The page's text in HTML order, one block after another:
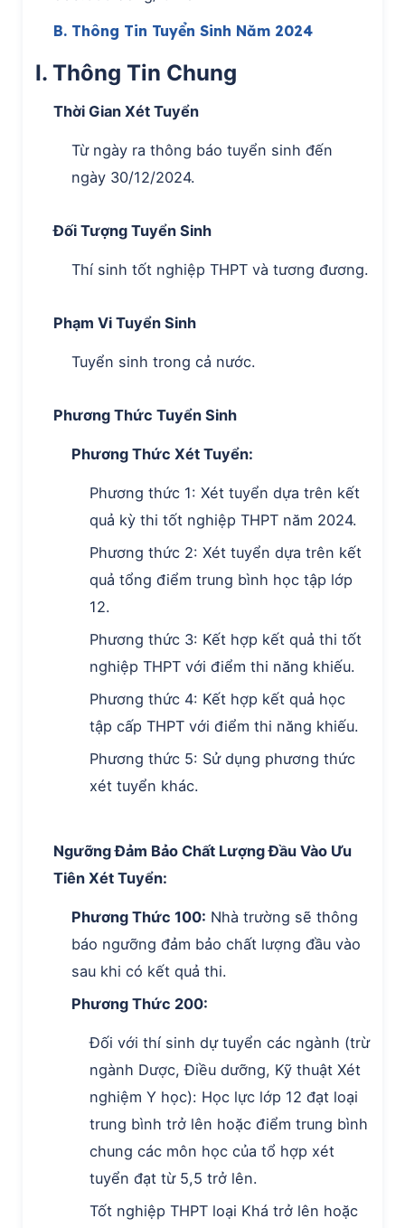
B. Thông Tin Tuyển Sinh Năm 2024
I. Thông Tin Chung
Thời Gian Xét Tuyển
Từ ngày ra thông báo tuyển sinh đến
ngày 30/12/2024.
Đối Tượng Tuyển Sinh
Thí sinh tốt nghiệp THPT và tương đương.
Phạm Vi Tuyển Sinh
Tuyển sinh trong cả nước.
Phương Thức Tuyển Sinh
Phương Thức Xét Tuyển:
Phương thức 1: Xét tuyển dựa trên kết
quả kỳ thi tốt nghiệp THPT năm 2024.
Phương thức 2: Xét tuyển dựa trên kết
quả tổng điểm trung bình học tập lớp
12.
Phương thức 3: Kết hợp kết quả thi tốt
nghiệp THPT với điểm thi năng khiếu.
Phương thức 4: Kết hợp kết quả học
tập cấp THPT với điểm thi năng khiếu.
Phương thức 5: Sử dụng phương thức
xét tuyển khác.
Ngưỡng Đảm Bảo Chất Lượng Đầu Vào Ưu
Tiên Xét Tuyển:
Phương Thức 100: Nhà trường sẽ thông
báo ngưỡng đảm bảo chất lượng đầu vào
sau khi có kết quả thi.
Phương Thức 200:
Đối với thí sinh dự tuyển các ngành (trừ
ngành Dược, Điều dưỡng, Kỹ thuật Xét
nghiệm Y học): Học lực lớp 12 đạt loại
trung bình trở lên hoặc điểm trung bình
chung các môn học của tổ hợp xét
tuyển đạt từ 5,5 trở lên.
Tốt nghiệp THPT loại Khá trở lên hoặc